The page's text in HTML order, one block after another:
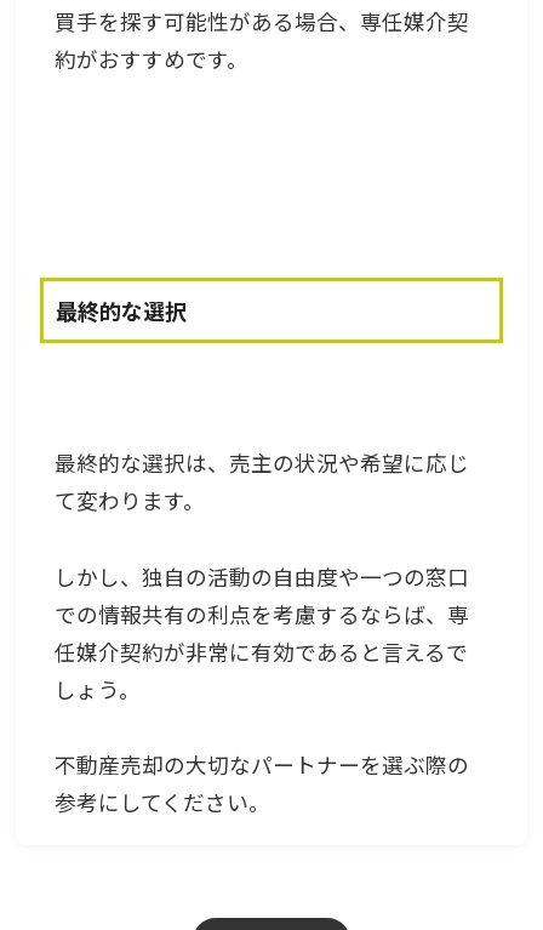
買手を探す可能性がある場合、専任媒介契
約がおすすめです。
最終的な選択
最終的な選択は、売主の状況や希望に応じ
て変わります。
しかし、独自の活動の自由度や一つの窓口
での情報共有の利点を考慮するならば、専
任媒介契約が非常に有効であると言えるで
しょう。
不動産売却の大切なパートナーを選ぶ際の
参考にしてください。